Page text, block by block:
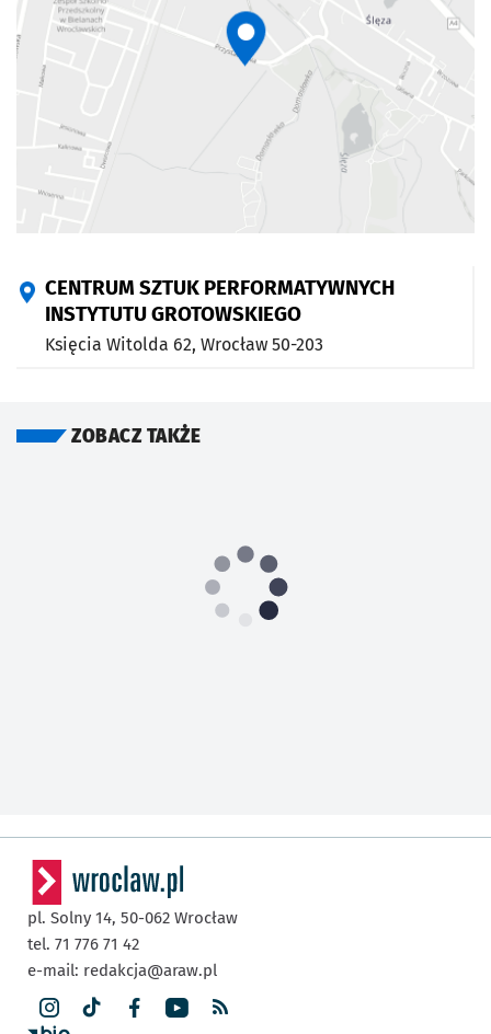
CENTRUM SZTUK PERFORMATYWNYCH
INSTYTUTU GROTOWSKIEGO
Księcia Witolda 62, Wrocław 50-203
ZOBACZ TAKŻE
pl. Solny 14, 50-062 Wrocław
tel. 71 776 71 42
e-mail: redakcja@araw.pl